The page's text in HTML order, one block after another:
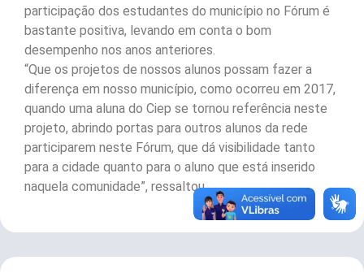
participação dos estudantes do município no Fórum é
bastante positiva, levando em conta o bom
desempenho nos anos anteriores.
“Que os projetos de nossos alunos possam fazer a
diferença em nosso município, como ocorreu em 2017,
quando uma aluna do Ciep se tornou referência neste
projeto, abrindo portas para outros alunos da rede
participarem neste Fórum, que dá visibilidade tanto
para a cidade quanto para o aluno que está inserido
naquela comunidade”, ressaltou.